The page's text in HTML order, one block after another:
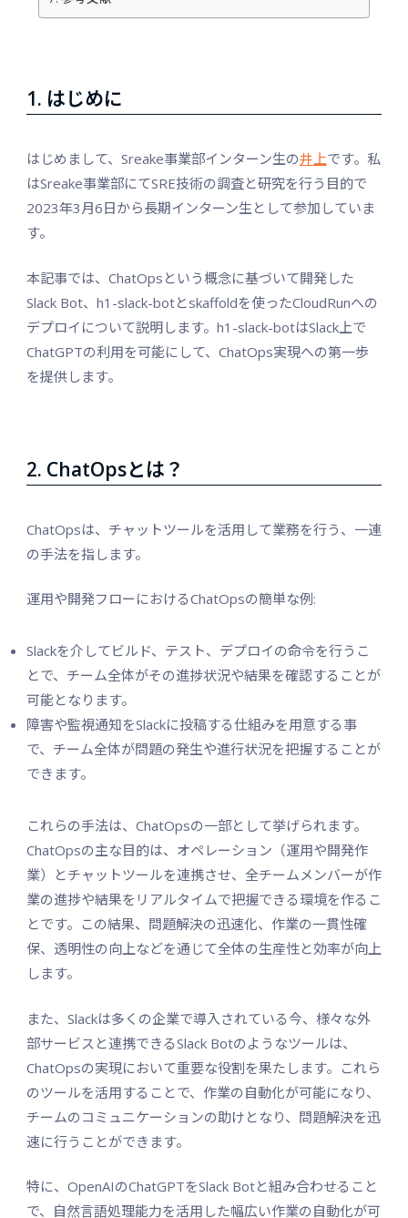
1. はじめに
はじめまして、Sreake事業部インターン生の井上です。私
はSreake事業部にてSRE技術の調査と研究を行う目的で
2023年3月6日から長期インターン生として参加していま
す。
本記事では、ChatOpsという概念に基づいて開発した
Slack Bot、h1-slack-botとskaffoldを使ったCloudRunへの
デプロイについて説明します。h1-slack-botはSlack上で
ChatGPTの利用を可能にして、ChatOps実現への第一歩
を提供します。
2. ChatOpsとは？
ChatOpsは、チャットツールを活用して業務を行う、一連
の手法を指します。
運用や開発フローにおけるChatOpsの簡単な例:
Slackを介してビルド、テスト、デプロイの命令を行うこ
とで、チーム全体がその進捗状況や結果を確認することが
可能となります。
障害や監視通知をSlackに投稿する仕組みを用意する事
で、チーム全体が問題の発生や進行状況を把握することが
できます。
これらの手法は、ChatOpsの一部として挙げられます。
ChatOpsの主な目的は、オペレーション（運用や開発作
業）とチャットツールを連携させ、全チームメンバーが作
業の進捗や結果をリアルタイムで把握できる環境を作るこ
とです。この結果、問題解決の迅速化、作業の一貫性確
保、透明性の向上などを通じて全体の生産性と効率が向上
します。
また、Slackは多くの企業で導入されている今、様々な外
部サービスと連携できるSlack Botのようなツールは、
ChatOpsの実現において重要な役割を果たします。これら
のツールを活用することで、作業の自動化が可能になり、
チームのコミュニケーションの助けとなり、問題解決を迅
速に行うことができます。
特に、OpenAIのChatGPTをSlack Botと組み合わせること
で、自然言語処理能力を活用した幅広い作業の自動化が可